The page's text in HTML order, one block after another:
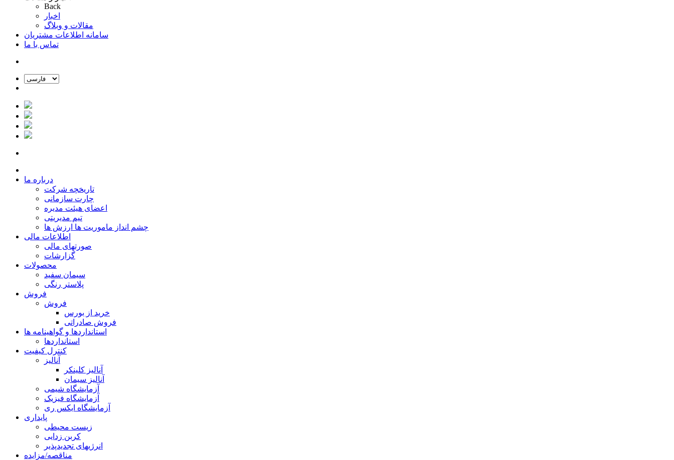
Back
اخبار
مقالات و وبلاگ
سامانه اطلاعات مشتریان
تماس با ما
درباره ما
تاریخچه شرکت
چارت سازمانی
اعضای هیئت مدیره
تیم مدیریتی
چشم انداز ماموریت ها ارزش ها
اطلاعات مالی
صورتهای مالی
گزارشات
محصولات
سیمان سفید
پلاستر رنگی
فروش
فروش
خرید از بورس
فروش صادراتی
استانداردها و گواهینامه ها
استانداردها
کنترل کیفیت
آنالیز
آنالیز کلینکر
آنالیز سیمان
آزمایشگاه شیمی
آزمایشگاه فیزیک
آزمایشگاه ایکس ری
پایداری
زیست محیطی
کربن زدایی
انرژیهای تجدیدپذیر
مناقصه/مزایده